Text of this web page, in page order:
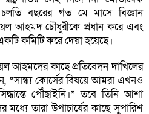
বছরের গত মে মাসে বিজ্ঞান
আহমদ চৌধুরীকে প্রধান করে এবং
কমিটি করে দেয়া হয়েছে।
আহমদের কাছে প্রতিবেদন দাখিলের
“সান্ধ্য কোর্সের বিষয়ে আমরা এখনও
পৌঁছাইনি।” তবে তিনি আশা
তারা উপাচার্যের কাছে সুপারিশ